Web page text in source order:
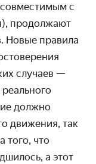
с
продолжают
Новые правила
случаев —
должно
движения, так
того, что
а этот